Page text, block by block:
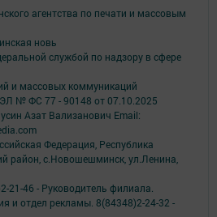
агентства по печати и массовым
новь
службой по надзору в сфере
и массовых коммуникаций
№ ФС 77 - 90148 от 07.10.2025
Азат Вализанович Email:
Федерация, Республика
район, с.Новошешминск, ул.Ленина,
21-46 - Руководитель филиала.
и отдел рекламы. 8(84348)2-24-32 -